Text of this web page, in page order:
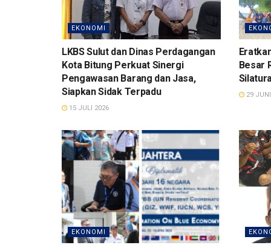
EKONOMI
LKBS Sulut dan Dinas Perdagangan
Kota Bitung Perkuat Sinergi
Pengawasan Barang dan Jasa,
Siapkan Sidak Terpadu
15 JULI 2026
Besar
29 JUNI
EKONOMI